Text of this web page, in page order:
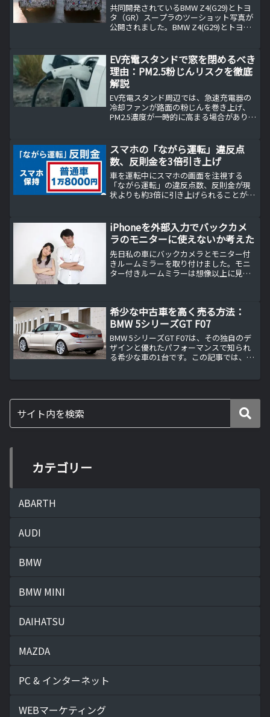
共同開発されているBMW Z4(G29)とトヨ
タ（GR）スープラのツーショット写真が
公開されました。BMW Z4(G29)とトヨタ
ます。似ているようで似ていないBMW...
EV充電スタンドで窓を閉めるべき
理由：PM2.5粉じんリスクを徹底
解説
EV充電スタンド周辺では、急速充電器の
冷却ファンが路面の粉じんを巻き上げ、
PM2.5濃度が一時的に高まる場合がありま
環の使い方、事業者・行政の対策までわ
かりやすく解説します。
スマホの「ながら運転」違反点
数、反則金を3倍引き上げ
車を運転中にスマホの画面を注視する
「ながら運転」の違反点数、反則金が現
状よりも約3倍に引き上げられることが決
iPhoneを外部入力でバックカメ
ラのモニターに使えないか考えた
先日私の車にバックカメラとモニター付
きルームミラーを取り付けました。モニ
ター付きルームミラーは想像以上に見え
スター(R59...
希少な中古車を高く売る方法：
BMW 5シリーズGT F07
BMW 5シリーズGT F07は、その独自のデ
ザインと優れたパフォーマンスで知られ
る希少な車の1台です。この記事では、
カテゴリー
ABARTH
AUDI
BMW
BMW MINI
DAIHATSU
MAZDA
PC & インターネット
WEBマーケティング